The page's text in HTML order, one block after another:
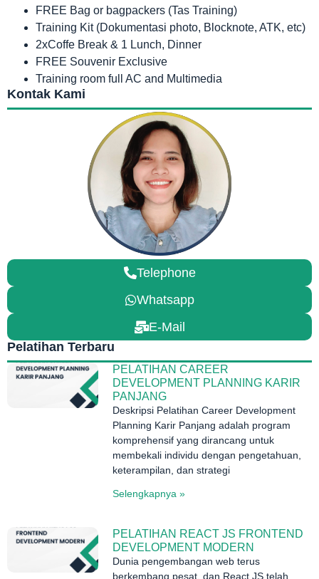
FREE Bag or bagpackers (Tas Training)
Training Kit (Dokumentasi photo, Blocknote, ATK, etc)
2xCoffe Break & 1 Lunch, Dinner
FREE Souvenir Exclusive
Training room full AC and Multimedia
Kontak Kami
Telephone
Whatsapp
E-Mail
Pelatihan Terbaru
PELATIHAN CAREER
DEVELOPMENT PLANNING KARIR
PANJANG
Deskripsi Pelatihan Career Development
Planning Karir Panjang adalah program
komprehensif yang dirancang untuk
membekali individu dengan pengetahuan,
keterampilan, dan strategi
Selengkapnya »
PELATIHAN REACT JS FRONTEND
DEVELOPMENT MODERN
Dunia pengembangan web terus
berkembang pesat, dan React JS telah